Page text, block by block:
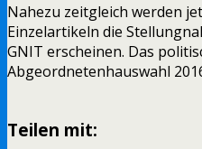
Nahezu zeitgleich werden
Einzelartikeln die
GNIT erscheinen. Das
Abgeordnetenhauswahl
Teilen mit: